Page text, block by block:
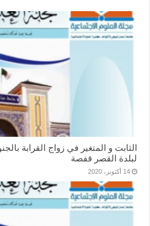
الثابت و المتغير في زواج القرابة
لبلدة القصر قفصة
14 أكتوبر، 2020